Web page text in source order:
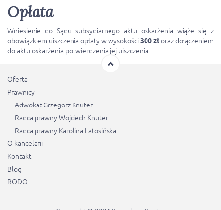
Opłata
Wniesienie do Sądu subsydiarnego aktu oskarżenia wiąże się z
obowiązkiem uiszczenia opłaty w wysokości300 złoraz dołączeniem
do aktu oskarżenia potwierdzenia jej uiszczenia.
Oferta
Prawnicy
Adwokat Grzegorz Knuter
Radca prawny Wojciech Knuter
Radca prawny Karolina Latosińska
O kancelarii
Kontakt
Blog
RODO